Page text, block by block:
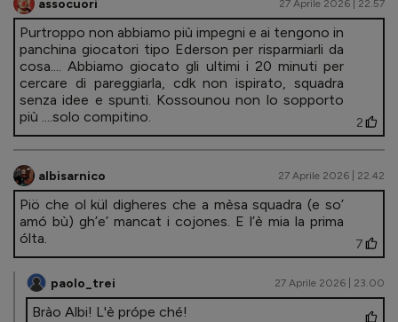
assocuori 27 Aprile 2026 | 22.57
Purtroppo non abbiamo più impegni e ai tengono in
panchina giocatori tipo Ederson per risparmiarli da
cosa.... Abbiamo giocato gli ultimi i 20 minuti per
cercare di pareggiarla, cdk non ispirato, squadra
senza idee e spunti. Kossounou non lo sopporto
più ....solo compitino.
2
albisarnico 27 Aprile 2026 | 22.42
Piö che ol kül digheres che a mèsa squadra (e so’
amó bù) gh’e’ mancat i cojones. E l’è mia la prima
ólta.
7
paolo_trei 27 Aprile 2026 | 23.00
Brào Albi! L'è própe ché!